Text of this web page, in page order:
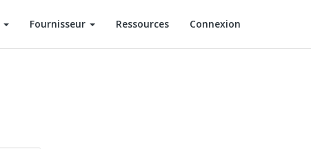
Fournisseur Ressources Connexion